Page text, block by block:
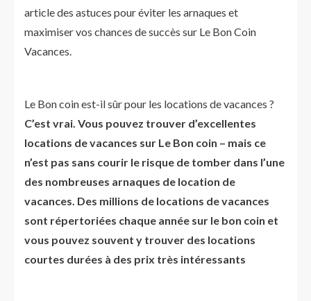
article des astuces pour éviter les arnaques et
maximiser vos chances de succès sur Le Bon Coin
Vacances.
Le Bon coin est-il sûr pour les locations de vacances ?
C’est vrai. Vous pouvez trouver d’excellentes
locations de vacances sur Le Bon coin – mais ce
n’est pas sans courir le risque de tomber dans l’une
des nombreuses arnaques de location de
vacances. Des millions de locations de vacances
sont répertoriées chaque année sur le bon coin et
vous pouvez souvent y trouver des locations
courtes durées à des prix très intéressants